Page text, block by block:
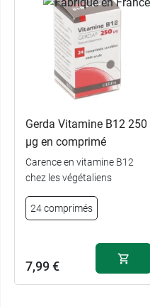
Gerda Vitamine B12 250
µg en comprimé
Carence en vitamine B12
chez les végétaliens
24 comprimés
7,99 €